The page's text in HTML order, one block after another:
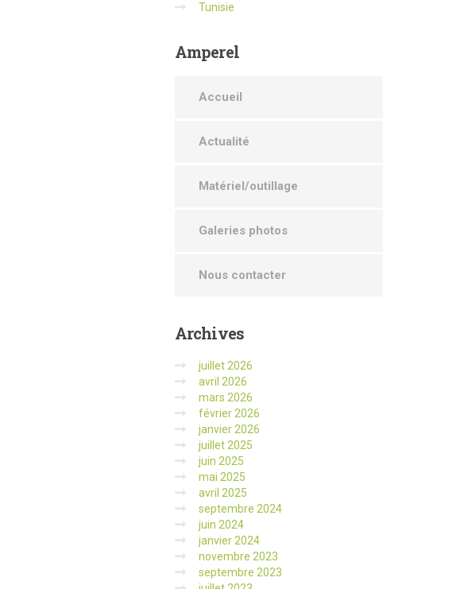
Tunisie
Amperel
Accueil
Actualité
Matériel/outillage
Galeries photos
Nous contacter
Archives
juillet 2026
avril 2026
mars 2026
février 2026
janvier 2026
juillet 2025
juin 2025
mai 2025
avril 2025
septembre 2024
juin 2024
janvier 2024
novembre 2023
septembre 2023